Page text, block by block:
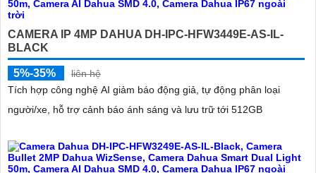
CAMERA IP 4MP DAHUA DH-IPC-HFW3449E-AS-IL-
BLACK
5%-35%
liên hệ
Tích hợp công nghệ AI giảm báo động giả, tự động phân loại
người/xe, hỗ trợ cảnh báo ánh sáng và lưu trữ tới 512GB